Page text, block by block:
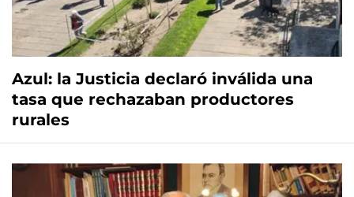
Azul: la Justicia declaró inválida una
tasa que rechazaban productores
rurales